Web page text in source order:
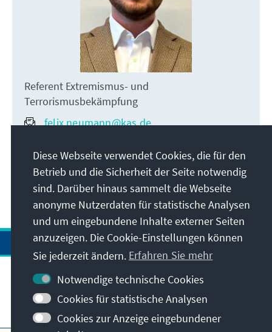
Referent Extremismus- und
Terrorismusbekämpfung
felix.neumann@kas.de
Besuchen Sie auch
Diese Webseite verwendet Cookies, die für den
Betrieb und die Sicherheit der Seite notwendig
sind. Darüber hinaus sammelt die Webseite
anonyme Nutzerdaten für statistische Analysen
und um eingebundene Inhalte externer Seiten
anzuzeigen. Die Cookie-Einstellungen können
Sie jederzeit ändern. Erfahren Sie mehr
Notwendige technische Cookies
Cookies für statistische Analysen
Cookies zur Anzeige eingebundener